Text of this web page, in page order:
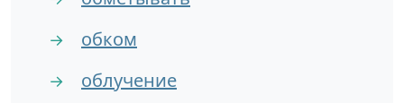
→ обком
→ облучение